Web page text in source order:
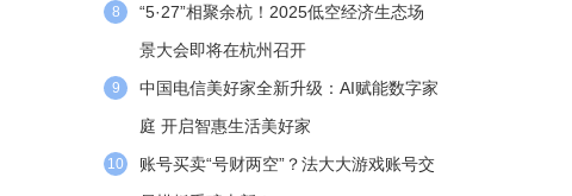
8
“5·27”相聚余杭！2025低空经济生态场
景大会即将在杭州召开
9
中国电信美好家全新升级：AI赋能数字家
庭 开启智惠生活美好家
10
账号买卖“号财两空”？法大大游戏账号交